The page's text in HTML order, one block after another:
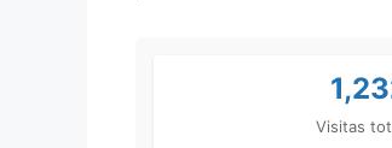
Visitas